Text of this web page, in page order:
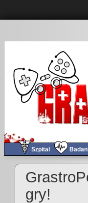
Szpital
gry!